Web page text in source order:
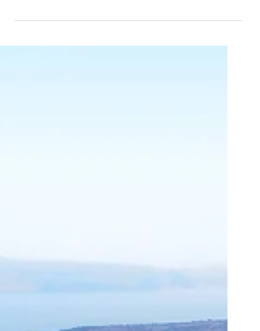
Najpierw Opublikuj swoją witrynę, a